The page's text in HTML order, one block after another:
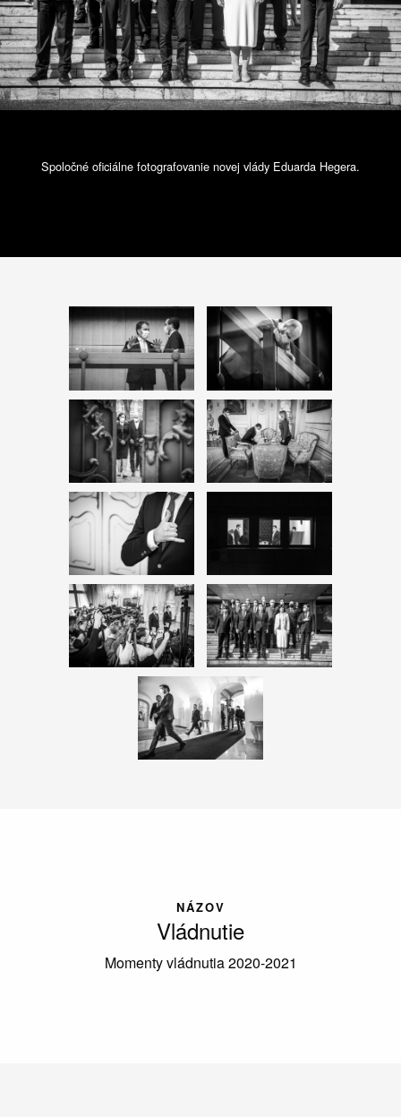
Spoločné oficiálne fotografovanie novej vlády Eduarda Hegera.
NÁZOV
Vládnutie
Momenty vládnutia 2020-2021